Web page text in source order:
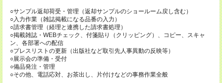
○サンプル返却荷受・管理（返却サンプルのショールーム戻し含む）
○入力作業（雑誌掲載になる品番の入力）
○請求書管理（経理と連携した請求書処理）
○掲載雑誌・WEBチェック、付箋貼り（クリッピング）、コピー、スキャ
ン、各部署への配信
○プレスリストの更新（出版社など取引先人事異動の反映等）
○展示会の準備・受付
○備品発注・管理
○その他、電話応対、お茶出し、片付けなどの事務作業全般